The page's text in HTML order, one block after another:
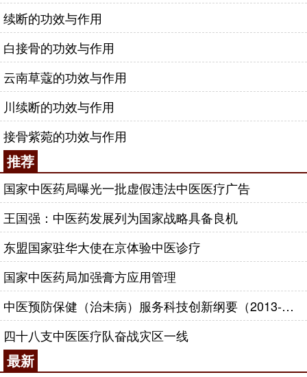
续断的功效与作用
白接骨的功效与作用
云南草蔻的功效与作用
川续断的功效与作用
接骨紫菀的功效与作用
推荐
国家中医药局曝光一批虚假违法中医医疗广告
王国强：中医药发展列为国家战略具备良机
东盟国家驻华大使在京体验中医诊疗
国家中医药局加强膏方应用管理
中医预防保健（治未病）服务科技创新纲要（2013-2020年）
四十八支中医医疗队奋战灾区一线
最新